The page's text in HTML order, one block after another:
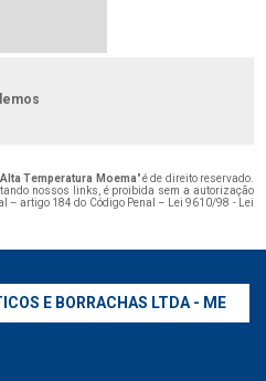
Temperatura Moema" é de direito reservado.
nossos links, é proibida sem a autorização
– artigo 184 do Código Penal – Lei 9610/98 - Lei
E BORRACHAS LTDA - ME